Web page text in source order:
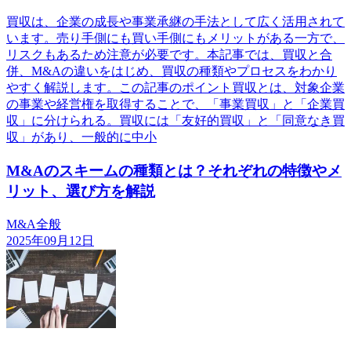
買収は、企業の成長や事業承継の手法として広く活用されて
います。売り手側にも買い手側にもメリットがある一方で、
リスクもあるため注意が必要です。本記事では、買収と合
併、M&Aの違いをはじめ、買収の種類やプロセスをわかり
やすく解説します。この記事のポイント買収とは、対象企業
の事業や経営権を取得することで、「事業買収」と「企業買
収」に分けられる。買収には「友好的買収」と「同意なき買
収」があり、一般的に中小
M&Aのスキームの種類とは？それぞれの特徴やメ
リット、選び方を解説
M&A全般
2025年09月12日